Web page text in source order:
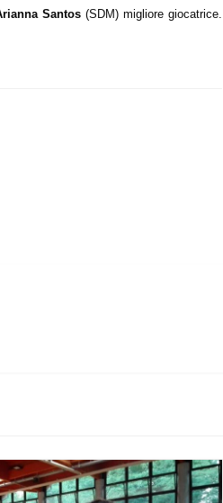
Santos (SDM) migliore giocatrice.